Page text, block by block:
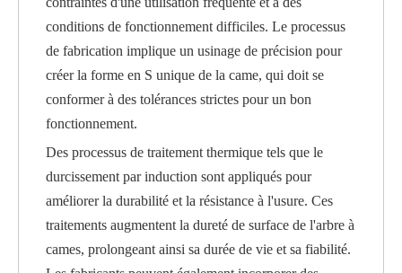
conditions de fonctionnement difficiles. Le processus
de fabrication implique un usinage de précision pour
créer la forme en S unique de la came, qui doit se
conformer à des tolérances strictes pour un bon
fonctionnement.
Des processus de traitement thermique tels que le
durcissement par induction sont appliqués pour
améliorer la durabilité et la résistance à l'usure. Ces
traitements augmentent la dureté de surface de l'arbre à
cames, prolongeant ainsi sa durée de vie et sa fiabilité.